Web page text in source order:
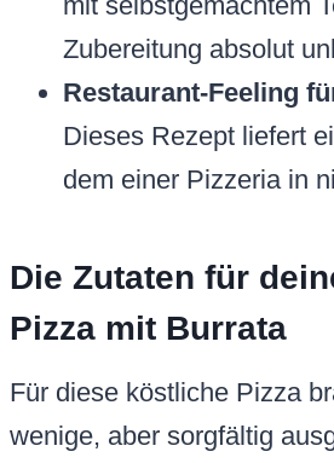
Zubereitung absolut
Restaurant-Feeling
Dieses Rezept liefert
dem einer Pizzeria in
Die Zutaten für
Pizza mit Burrata
Für diese köstliche Pizza
wenige, aber sorgfältig